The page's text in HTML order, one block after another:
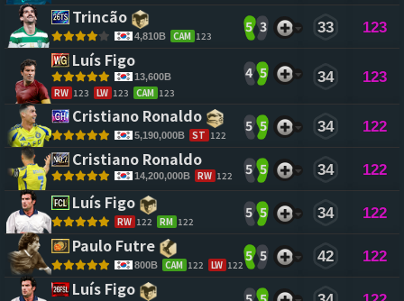
Trincão
4,810B CAM 123
5 3 33 123
Luís Figo
13,600B
RW 123 LW 123 CAM 123
4 5 34 123
Cristiano Ronaldo
5,190,000B ST 122
5 5 34 122
Cristiano Ronaldo
14,200,000B RW 122 5 5 34 122
Luís Figo
RW 122 RM 122
5 5 34 122
Paulo Futre
800B CAM 122 LW 122
5 5 42 122
Luís Figo